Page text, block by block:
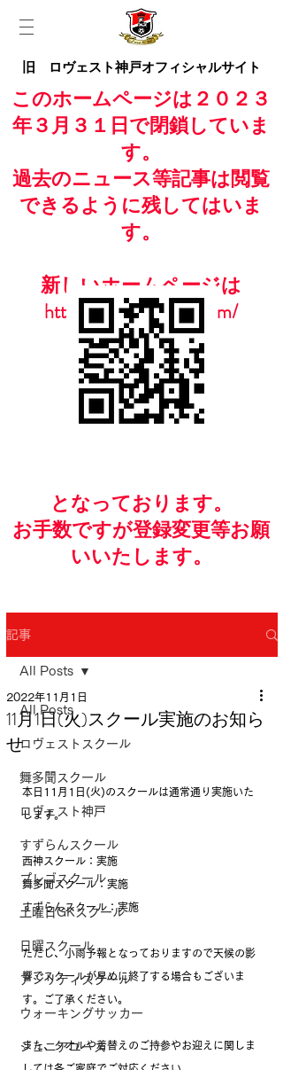
旧 ロヴェスト神戸オフィシャルサイト
このホームページは２０２３
年３月３１日で閉鎖していま
す。
過去のニュース等記事は閲覧
できるように残してはいま
す。
新しいホームページは
https://www.casailfc.com/
​となっております。
お手数ですが​登録変更等お願
いいたします。
記事
All Posts
ロヴェストスクール
舞多聞スクール
ロヴェスト神戸
すずらんスクール
プレゴスクール
土曜日GKスクール
日曜スクール
アジリティスクール
ウォーキングサッカー
ジュニアユース
All Posts
11月1日(火)スクール実施のお知ら
せ
2022年11月1日
本日11月1日(火)のスクールは通常通り実施いた
します。
西神スクール：実施
舞多聞スクール：実施
すずらんスクール：実施
ただし、小雨予報となっておりますので天候の影
響でスクールが早めに終了する場合もございま
す。ご了承ください。
また、タオルや着替えのご持参やお迎えに関しま